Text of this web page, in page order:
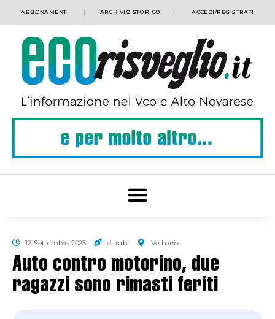
ABBONAMENTI ARCHIVIO STORICO ACCEDI/REGISTRATI
12 Settembre 2023 di ro.bi. Verbania
Auto contro motorino, due
ragazzi sono rimasti feriti